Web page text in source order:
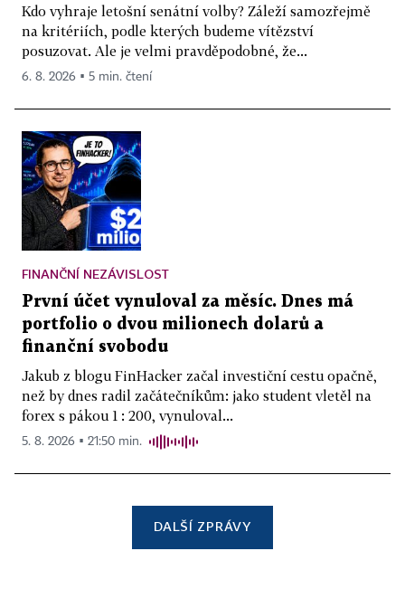
Kdo vyhraje letošní senátní volby? Záleží samozřejmě
na kritériích, podle kterých budeme vítězství
posuzovat. Ale je velmi pravděpodobné, že...
6. 8. 2026 ▪ 5 min. čtení
FINANČNÍ NEZÁVISLOST
První účet vynuloval za měsíc. Dnes má
portfolio o dvou milionech dolarů a
finanční svobodu
Jakub z blogu FinHacker začal investiční cestu opačně,
než by dnes radil začátečníkům: jako student vletěl na
forex s pákou 1 : 200, vynuloval...
5. 8. 2026 ▪ 21:50 min.
DALŠÍ ZPRÁVY